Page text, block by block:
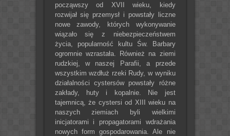
począwszy od XVII wieku, kiedy
rozwijał się przemysł i powstały liczne
nowe zawody, których wykonywanie
wiązało się z niebezpieczeństwem
życia, popularność kultu Św. Barbary
ogromnie wzrastała. Również na ziemi
rudzkiej, w naszej Parafii, a przede
wszystkim wzdłuż rzeki Rudy, w wyniku
działalności cystersów powstały różne
zakłady, huty i kopalnie. Nie jest
tajemnicą, że cystersi od XIII wieku na
naszych ziemiach byli wielkimi
inicjatorami i propagatorami wdrażania
nowych form gospodarowania. Ale nie